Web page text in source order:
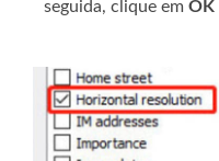
seguida, clique em OK